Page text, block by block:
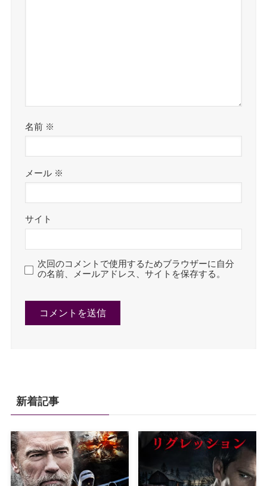
名前 ※
メール ※
サイト
次回のコメントで使用するためブラウザーに自分
の名前、メールアドレス、サイトを保存する。
新着記事